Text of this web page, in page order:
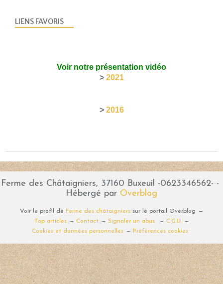
LIENS FAVORIS
Voir notre présentation vidéo
> 2021
> 2016
Ferme des Châtaigniers, 37160 Buxeuil -0623346562- -
Hébergé par Overblog
Voir le profil de Ferme des châtaigniers sur le portail Overblog
Top articles
Contact Signaler un abus
C.G.U.
Cookies et données personnelles
Préférences cookies